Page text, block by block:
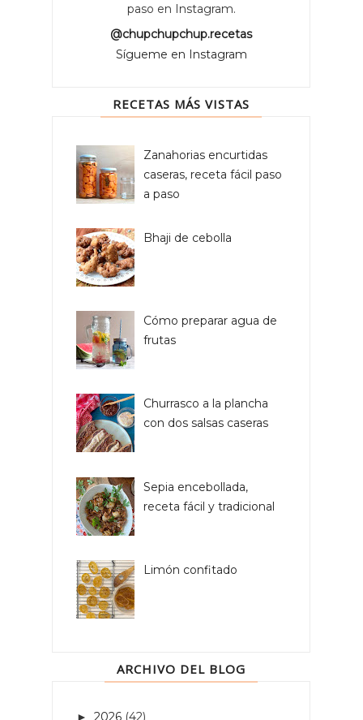
paso en Instagram.
@chupchupchup.recetas
Sígueme en Instagram
RECETAS MÁS VISTAS
Zanahorias encurtidas
caseras, receta fácil paso
a paso
Bhaji de cebolla
Cómo preparar agua de
frutas
Churrasco a la plancha
con dos salsas caseras
Sepia encebollada,
receta fácil y tradicional
Limón confitado
ARCHIVO DEL BLOG
► 2026 (42)